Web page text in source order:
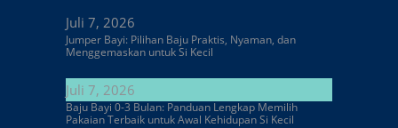
Juli 7, 2026
Jumper Bayi: Pilihan Baju Praktis, Nyaman, dan
Menggemaskan untuk Si Kecil
Juli 7, 2026
Baju Bayi 0-3 Bulan: Panduan Lengkap Memilih
Pakaian Terbaik untuk Awal Kehidupan Si Kecil